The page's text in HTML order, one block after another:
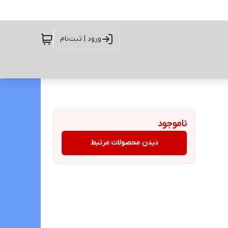
ورود | ثبت‌نام
ناموجود
دیدن محصولات مرتبط